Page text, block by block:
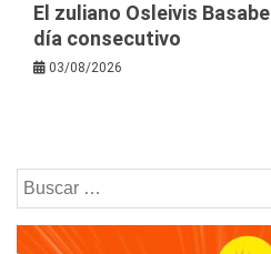
El zuliano Osleivis
día consecutivo
03/08/2026
Buscar: